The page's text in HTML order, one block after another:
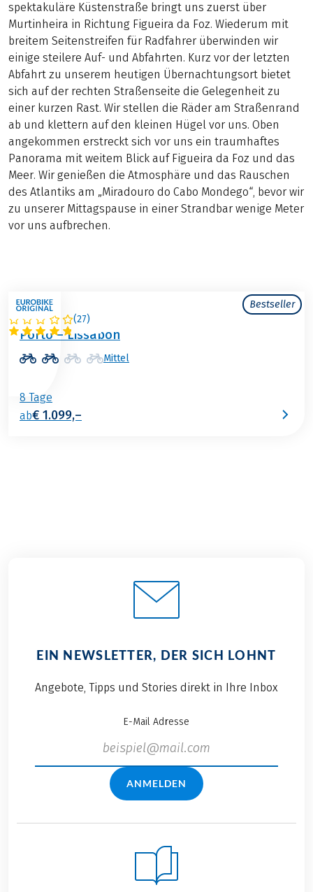
spektakuläre Küstenstraße bringt uns zuerst über
Murtinheira in Richtung Figueira da Foz. Wiederum mit
breitem Seitenstreifen für Radfahrer überwinden wir
einige steilere Auf- und Abfahrten. Kurz vor der letzten
Abfahrt zu unserem heutigen Übernachtungsort bietet
sich auf der rechten Straßenseite die Gelegenheit zu
einer kurzen Rast. Wir stellen die Räder am Straßenrand
ab und klettern auf den kleinen Hügel vor uns. Oben
angekommen erstreckt sich vor uns ein traumhaftes
Panorama mit weitem Blick auf Figueira da Foz und das
Meer. Wir genießen die Atmosphäre und das Rauschen
des Atlantiks am „Miradouro do Cabo Mondego“, bevor wir
zu unserer Mittagspause in einer Strandbar wenige Meter
vor uns aufbrechen.
Bestseller
(27)
PORTUGAL
Porto – Lissabon
Mittel
8 Tage
ab€ 1.099,–
EIN NEWSLETTER, DER SICH LOHNT
Angebote, Tipps und Stories direkt in Ihre Inbox
E-Mail Adresse
ANMELDEN